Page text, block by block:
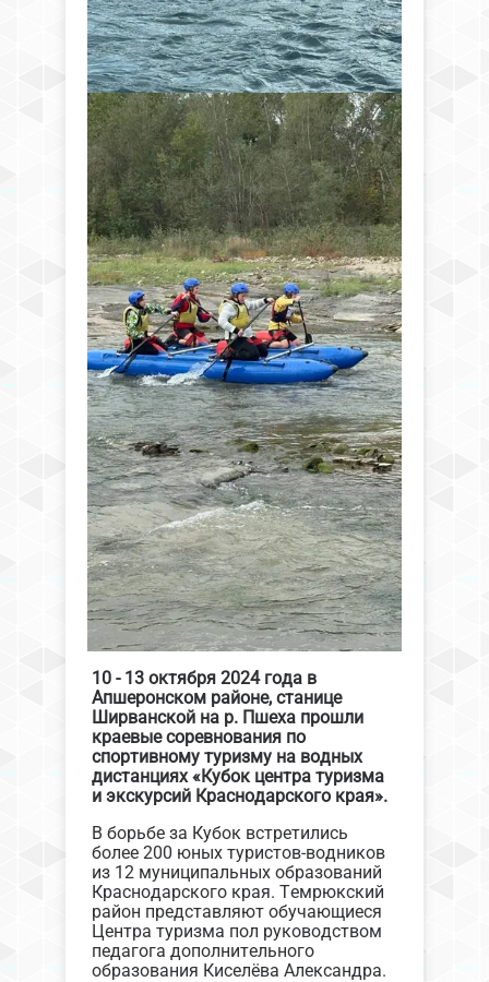
10 - 13 октября 2024 года в
Апшеронском районе, станице
Ширванской на р. Пшеха прошли
краевые соревнования по
спортивному туризму на водных
дистанциях «Кубок центра туризма
и экскурсий Краснодарского края».
В борьбе за Кубок встретились
более 200 юных туристов-водников
из 12 муниципальных образований
Краснодарского края. Темрюкский
район представляют обучающиеся
Центра туризма пол руководством
педагога дополнительного
образования Киселёва Александра.